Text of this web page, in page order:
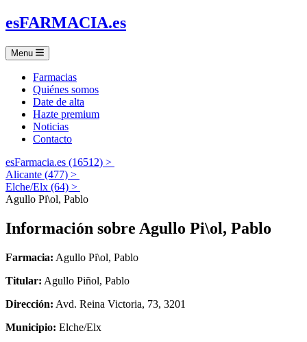
esFARMACIA.es
Menu
Farmacias
Quiénes somos
Date de alta
Hazte premium
Noticias
Contacto
esFarmacia.es (16512) >
Alicante (477) >
Elche/Elx (64) >
Agullo Pi\ol, Pablo
Información sobre Agullo Pi\ol, Pablo
Farmacia: Agullo Pi\ol, Pablo
Titular: Agullo Piñol, Pablo
Dirección: Avd. Reina Victoria, 73, 3201
Municipio: Elche/Elx